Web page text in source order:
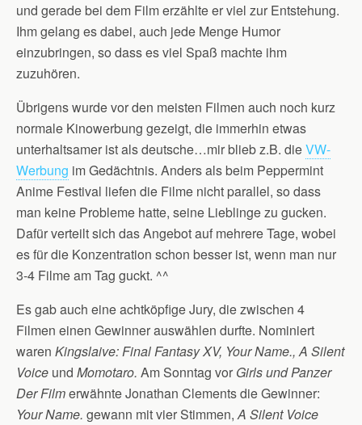
und gerade bei dem Film erzählte er viel zur Entstehung.
Ihm gelang es dabei, auch jede Menge Humor
einzubringen, so dass es viel Spaß machte ihm
zuzuhören.
Übrigens wurde vor den meisten Filmen auch noch kurz
normale Kinowerbung gezeigt, die immerhin etwas
unterhaltsamer ist als deutsche…mir blieb z.B. dieVW-
Werbung im Gedächtnis. Anders als beim Peppermint
Anime Festival liefen die Filme nicht parallel, so dass
man keine Probleme hatte, seine Lieblinge zu gucken.
Dafür verteilt sich das Angebot auf mehrere Tage, wobei
es für die Konzentration schon besser ist, wenn man nur
3-4 Filme am Tag guckt. ^^
Es gab auch eine achtköpfige Jury, die zwischen 4
Filmen einen Gewinner auswählen durfte. Nominiert
waren Kingslaive: Final Fantasy XV, Your Name., A Silent
Voice und Momotaro. Am Sonntag vor Girls und Panzer
Der Filmerwähnte Jonathan Clements die Gewinner:
Your Name. gewann mit vier Stimmen,A Silent Voice